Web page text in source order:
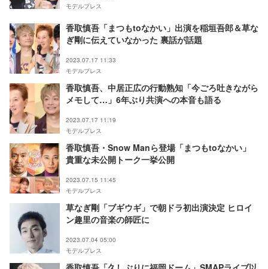
モデルプレス
香取慎吾「まつもtoなかい」出演を稲垣吾郎＆草な
ぎ剛に伝えていなかった 裏話が話題
2023.07.17 11:33
モデルプレス
香取慎吾、中居正広の行動熟知「今ごろ吐きながら
メモして…」6年ぶり共演への本音も語る
2023.07.17 11:19
モデルプレス
香取慎吾・Snow Manら登場「まつもtoなかい」
貴重な未公開トーク一挙公開
2023.07.15 11:45
モデルプレス
草なぎ剛「ブギウギ」で朝ドラ初出演決定 ヒロイ
ン趣里の音楽の師匠に
2023.07.04 05:00
モデルプレス